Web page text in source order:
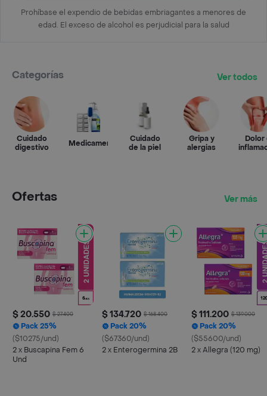
Prohíbase el expendio de bebidas embriagantes a menores de
edad. El exceso de alcohol es perjudicial para la salud
Categorías Ver todos
Cuidado
digestivo
Medicamentos
Cuidado
de la piel
Gripa y
alergias
Dolor
Ofertas Ver más
$ 20.550 $ 27.400
Pack 25%
($10275/und)
2 x Buscapina Fem 6
Und
$ 134.720 $ 168.400
Pack 20%
($67360/und)
2 x Enterogermina 2B
$ 111.200 $ 139.000
Pack 20%
($55600/und)
2 x Allegra (120 mg)